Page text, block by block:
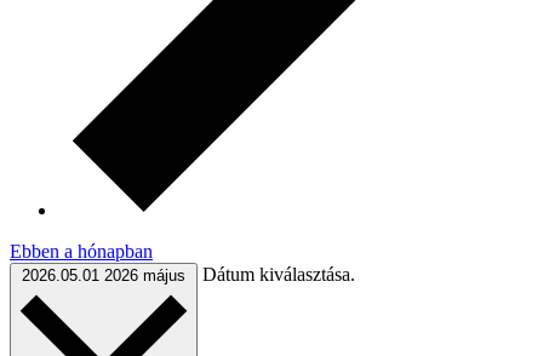
Ebben a hónapban
2026.05.01 2026 május Dátum kiválasztása.